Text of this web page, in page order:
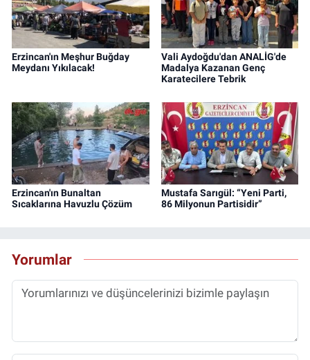
Erzincan'ın Meşhur Buğday
Meydanı Yıkılacak!
Vali Aydoğdu'dan ANALİG'de
Madalya Kazanan Genç
Karatecilere Tebrik
Erzincan'ın Bunaltan
Sıcaklarına Havuzlu Çözüm
Mustafa Sarıgül: “Yeni Parti,
86 Milyonun Partisidir”
Yorumlar